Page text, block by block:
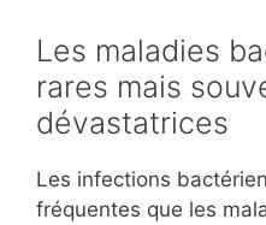
Les maladies
rares mais
dévastatrices
Les infections
fréquentes que les